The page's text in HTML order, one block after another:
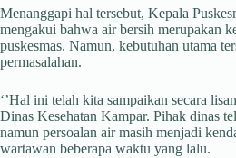
Menanggapi hal tersebut, Kepala
mengakui bahwa air bersih merupakan
puskesmas. Namun, kebutuhan utama
permasalahan.
‘’Hal ini telah kita sampaikan secara
Dinas Kesehatan Kampar. Pihak dinas
namun persoalan air masih menjadi
wartawan beberapa waktu yang lalu.